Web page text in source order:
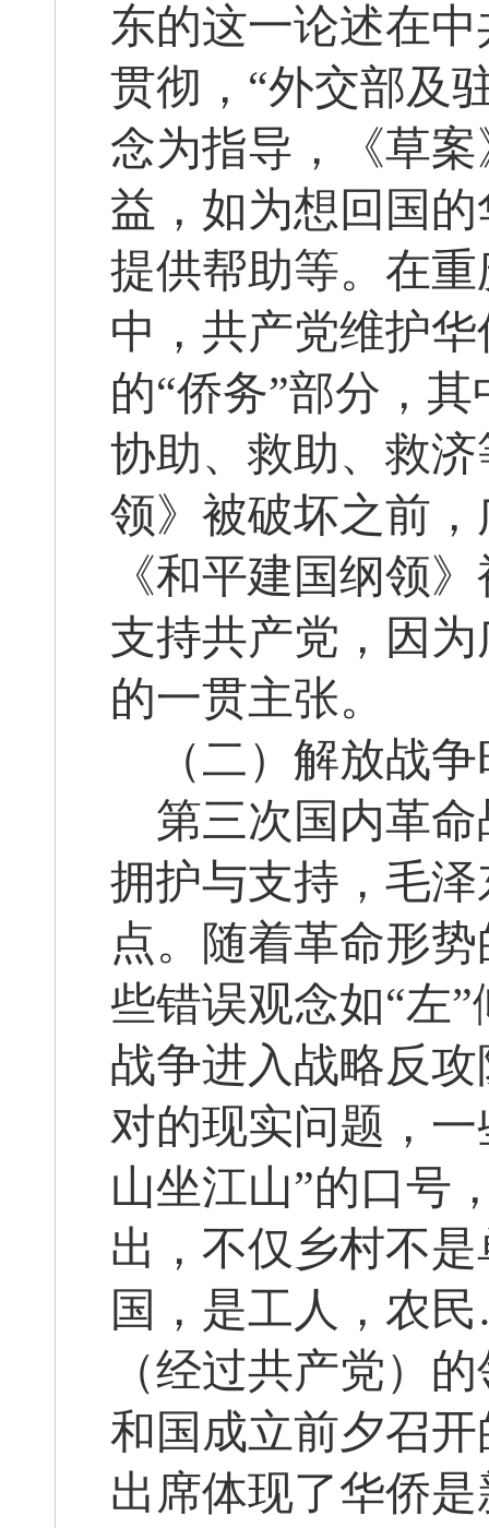
东的这一论述在
贯彻，“外交部及
念为指导，《草
益，如为想回国
提供帮助等。在
中，共产党维护
的“侨务”部分，
协助、救助、救
领》被破坏之前
《和平建国纲领
支持共产党，因
的一贯主张。
（二）解放战
第三次国内革
拥护与支持，毛
点。随着革命形
些错误观念如“左
战争进入战略反
对的现实问题，
山坐江山”的口号
出，不仅乡村不
国，是工人，农
（经过共产党）
和国成立前夕召
出席体现了华侨